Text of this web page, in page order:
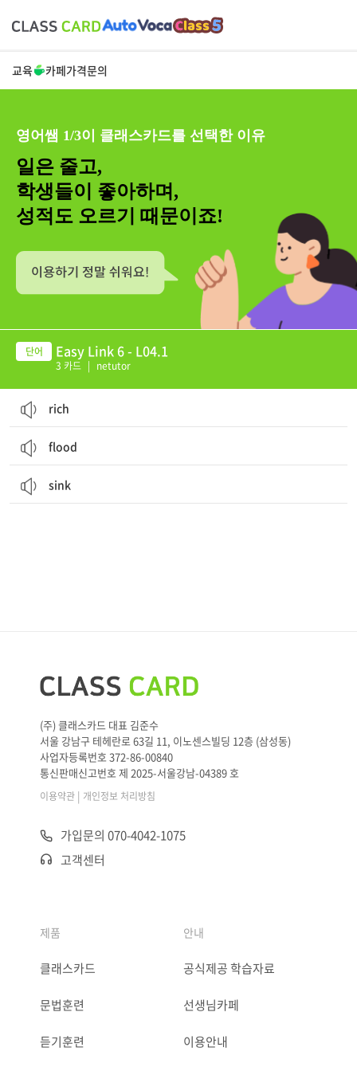
교육 카페가격문의
영어쌤 1/3이 클래스카드를 선택한 이유
일은 줄고,
학생들이 좋아하며,
성적도 오르기 때문이죠!
Easy Link 6 - L04.1
3 카드 | netutor
rich
flood
sink
(주) 클래스카드 대표 김준수
서울 강남구 테헤란로 63길 11, 이노센스빌딩 12층 (삼성동)
사업자등록번호 372-86-00840
통신판매신고번호 제 2025-서울강남-04389 호
이용약관 | 개인정보 처리방침
가입문의 070-4042-1075
고객센터
제품
클래스카드
문법훈련
듣기훈련
안내
공식제공 학습자료
선생님카페
이용안내